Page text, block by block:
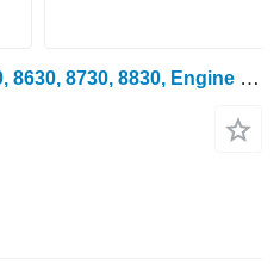
Ford Tw Series, 9700, 8530, 8630, 8730, 8830, Engine Exhaust Pipe D9n D9NN5230KA ispušna cijev za traktora na kotačima